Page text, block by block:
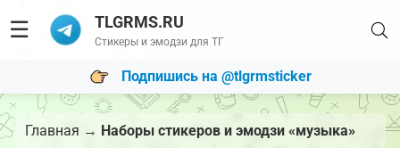
☰ TLGRMS.RU
Стикеры и эмодзи для ТГ
Подпишись на @tlgrmsticker
Главная → Наборы стикеров и эмодзи «музыка»